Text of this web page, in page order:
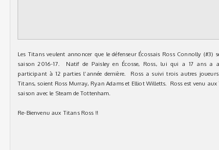
Les Titans veulent annoncer que le défenseur Écossais Ross Connolly (#3)
saison 2016-17. Natif de Paisley en Écosse, Ross, lui qui a 17 ans a
participant à 12 parties l’année dernière. Ross a suivi trois autres joueurs
Titans, soient Ross Murray, Ryan Adams et Elliot Willetts. Ross est venu
saison avec le Steam de Tottenham.
Re-Bienvenu aux Titans Ross !!